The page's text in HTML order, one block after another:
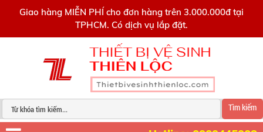
Giao hàng MIỄN PHÍ cho đơn hàng trên 3.000.000đ tại
TPHCM. Có dịch vụ lắp đặt.
Tìm kiếm
0909445903